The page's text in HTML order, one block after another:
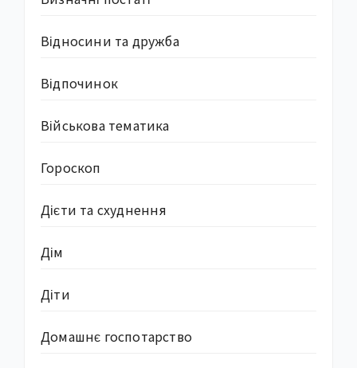
Відносини та дружба
Відпочинок
Військова тематика
Гороскоп
Дієти та схуднення
Дім
Діти
Домашнє госпотарство